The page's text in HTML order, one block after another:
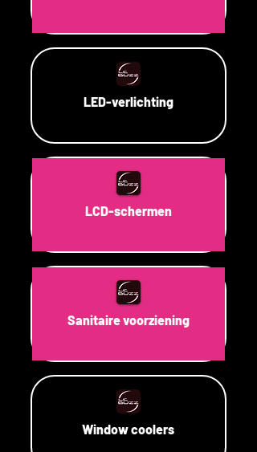
LED-verlichting
LCD-schermen
Sanitaire voorziening
Window coolers